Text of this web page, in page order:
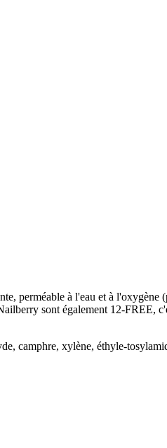
perméable à l'eau et à l'oxygène
sont également 12-FREE,
camphre, xylène, éthyle-